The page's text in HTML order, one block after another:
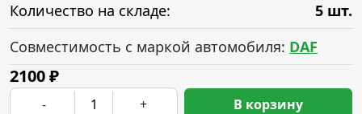
Количество на складе:
5 шт.
Совместимость с маркой автомобиля: DAF
2100₽
- + В корзину